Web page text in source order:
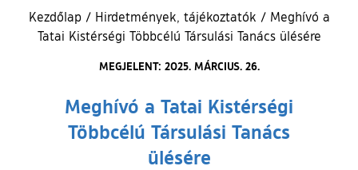
Kezdőlap / Hirdetmények, tájékoztatók / Meghívó a
Tatai Kistérségi Többcélú Társulási Tanács ülésére
MEGJELENT: 2025. MÁRCIUS. 26.
Meghívó a Tatai Kistérségi
Többcélú Társulási Tanács
ülésére